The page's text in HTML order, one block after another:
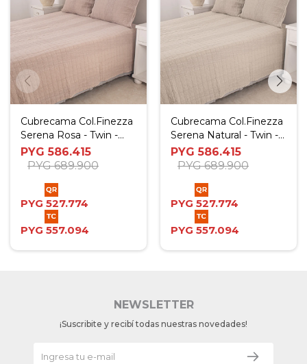
Cubrecama Col.Finezza
Serena Rosa - Twin -
Twin Plus
PYG 586.415
PYG 689.900
PYG 527.774
PYG 557.094
Cubrecama Col.Finezza
Serena Natural - Twin -
Twin Plus
PYG 586.415
PYG 689.900
PYG 527.774
PYG 557.094
NEWSLETTER
¡Suscribite y recibí todas nuestras novedades!